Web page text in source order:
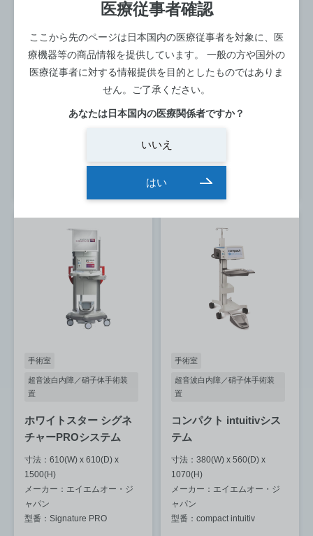
医療従事者確認
ここから先のページは日本国内の医療従事者を対象に、医
療機器等の商品情報を提供しています。
一般の方や国外の
医療従事者に対する情報提供を目的としたものではありま
せん。ご了承ください。
あなたは日本国内の医療関係者ですか？
いいえ
はい
置
白内障手術装置
CENTURION SILVER
手術室
置
白内障手術装置
CENTURION VISION
詳細を見る
手術室
超音波白内障／硝子体手術装
置
ホワイトスター シグネ
チャーPROシステム
寸法：610(W) x 610(D) x
1500(H)
メーカー：エイエムオー・ジ
ャパン
型番：Signature PRO
手術室
超音波白内障／硝子体手術装
置
コンパクト intuitivシス
テム
寸法：380(W) x 560(D) x
1070(H)
メーカー：エイエムオー・ジ
ャパン
型番：compact intuitiv